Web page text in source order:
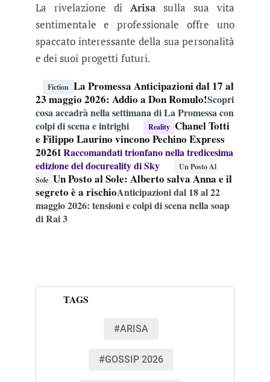
La rivelazione di Arisasulla sua vita
sentimentale e professionale offre uno
spaccato interessante della sua personalità
e dei suoi progetti futuri.
Fiction La Promessa Anticipazioni dal 17 al
23 maggio 2026: Addio a Don Romulo!Scopri
cosa accadrà nella settimana di La Promessa con
colpi di scena e intrighi
Reality Chanel Totti
e Filippo Laurino vincono Pechino Express
2026I Raccomandati trionfano nella tredicesima
edizione del docureality di Sky
Un Posto Al
Sole Un Posto al Sole: Alberto salva Anna e il
segreto è a rischioAnticipazioni dal 18 al 22
maggio 2026: tensioni e colpi di scena nella soap
di Rai 3
TAGS
#ARISA
#GOSSIP 2026